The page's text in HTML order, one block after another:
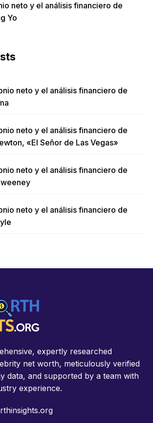
neto y el análisis financiero de
Yo
neto y el análisis financiero de
neto y el análisis financiero de
«El Señor de Las Vegas»
neto y el análisis financiero de
neto y el análisis financiero de
expertly researched
net worth, meticulously verified
data, and supported by a team with
experience.